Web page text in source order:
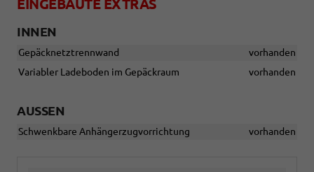
EINGEBAUTE EXTRAS
INNEN
Gepäcknetztrennwand
vorhanden
Variabler Ladeboden im Gepäckraum
vorhanden
AUSSEN
Schwenkbare Anhängerzugvorrichtung vorhanden